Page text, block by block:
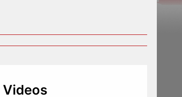
Videos